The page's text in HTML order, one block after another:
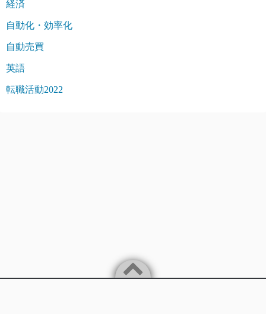
経済
自動化・効率化
自動売買
英語
転職活動2022